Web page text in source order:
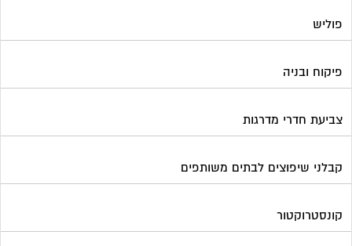
פוליש
פיקוח ובניה
צביעת חדרי מדרגות
קבלני שיפוצים לבתים משותפים
קונסטרוקטור